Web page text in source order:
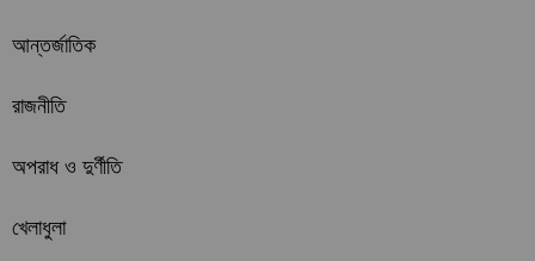
আন্তর্জাতিক
রাজনীতি
অপরাধ ও দুর্ণীতি
খেলাধুলা